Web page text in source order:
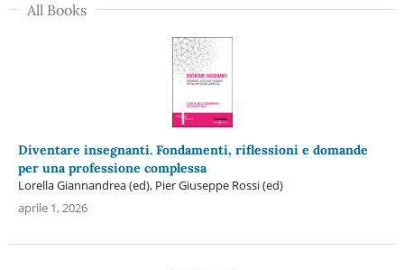
All Books
Diventare insegnanti. Fondamenti, riflessioni e domande
per una professione complessa
Lorella Giannandrea (ed), Pier Giuseppe Rossi (ed)
aprile 1, 2026